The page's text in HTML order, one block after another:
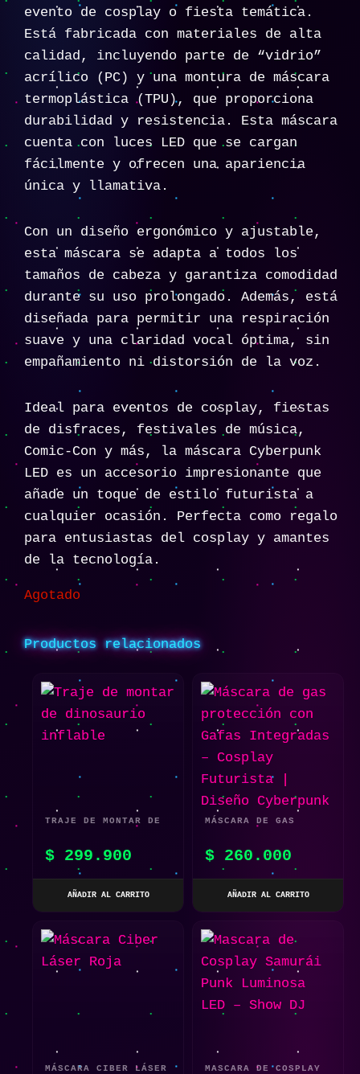
evento de cosplay o fiesta temática.
Está fabricada con materiales de alta
calidad, incluyendo parte de “vidrio”
acrílico (PC) y una montura de máscara
termoplástica (TPU), que proporciona
durabilidad y resistencia. Esta máscara
cuenta con luces LED que se cargan
fácilmente y ofrecen una apariencia
única y llamativa.
Con un diseño ergonómico y ajustable,
esta máscara se adapta a todos los
tamaños de cabeza y garantiza comodidad
durante su uso prolongado. Además, está
diseñada para permitir una respiración
suave y una claridad vocal óptima, sin
empañamiento ni distorsión de la voz.
Ideal para eventos de cosplay, fiestas
de disfraces, festivales de música,
Comic-Con y más, la máscara Cyberpunk
LED es un accesorio impresionante que
añade un toque de estilo futurista a
cualquier ocasión. Perfecta como regalo
para entusiastas del cosplay y amantes
de la tecnología.
Agotado
Productos relacionados
TRAJE DE MONTAR DE
$ 299.900
AÑADIR AL CARRITO
MÁSCARA DE GAS
GAFAS INTEGRADAS –
$ 260.000
AÑADIR AL CARRITO
MÁSCARA CIBER LÁSER MASCARA DE COSPLAY